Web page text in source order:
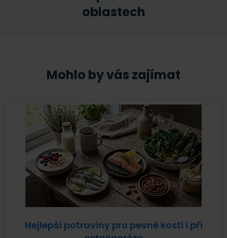
oblastech
Mohlo by vás zajímat
Nejlepší potraviny pro pevné kosti i při